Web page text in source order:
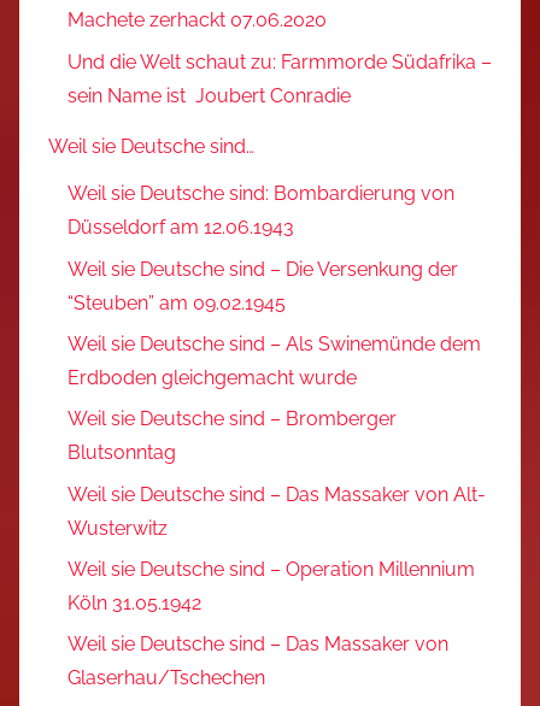
Machete zerhackt 07.06.2020
Und die Welt schaut zu: Farmmorde Südafrika –
sein Name ist Joubert Conradie
Weil sie Deutsche sind…
Weil sie Deutsche sind: Bombardierung von
Düsseldorf am 12.06.1943
Weil sie Deutsche sind – Die Versenkung der
“Steuben” am 09.02.1945
Weil sie Deutsche sind – Als Swinemünde dem
Erdboden gleichgemacht wurde
Weil sie Deutsche sind – Bromberger
Blutsonntag
Weil sie Deutsche sind – Das Massaker von Alt-
Wusterwitz
Weil sie Deutsche sind – Operation Millennium
Köln 31.05.1942
Weil sie Deutsche sind – Das Massaker von
Glaserhau/Tschechen